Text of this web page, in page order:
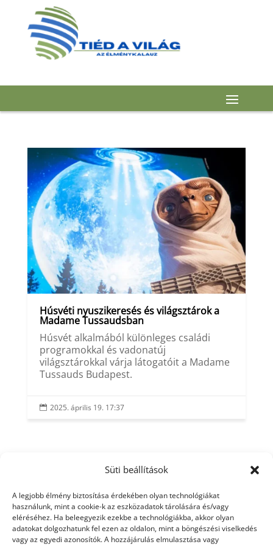
Süti beállítások
A legjobb élmény biztosítása érdekében olyan technológiákat
használunk, mint a cookie-k az eszközadatok tárolására és/vagy
eléréséhez. Ha beleegyezik ezekbe a technológiákba, akkor olyan
adatokat dolgozhatunk fel ezen az oldalon, mint a böngészési viselkedés
vagy az egyedi azonosítók. A hozzájárulás elmulasztása vagy
Húsvéti nyuszikeresés és világsztárok a
Madame Tussaudsban
Húsvét alkalmából különleges családi
programokkal és vadonatúj
világsztárokkal várja látogatóit a Madame
Tussauds Budapest.
 2025. április 19. 17:37